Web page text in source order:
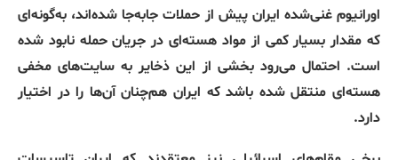
اورانیوم غنی‌شده ایران پیش از حملات جابه‌جا شده‌اند، به‌گونه‌ای
که مقدار بسیار کمی از مواد هسته‌ای در جریان حمله نابود شده
است. احتمال می‌رود بخشی از این ذخایر به سایت‌های مخفی
هسته‌ای منتقل شده باشد که ایران هم‌چنان آن‌ها را در اختیار
دارد.